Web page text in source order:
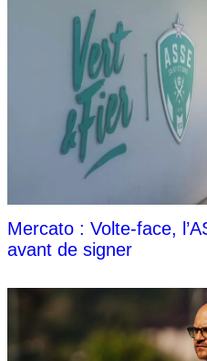
Mercato : Volte-face,
avant de signer